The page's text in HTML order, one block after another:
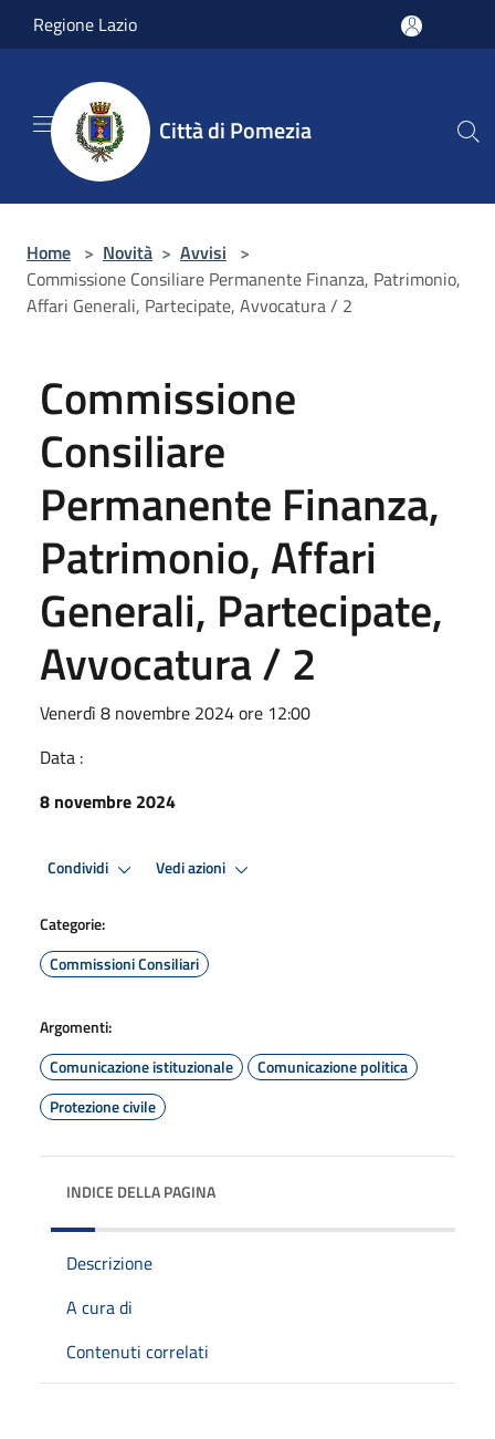
Salta al contenuto principale
Regione Lazio
Città di Pomezia
Home > Novità > Avvisi >
Commissione Consiliare Permanente Finanza, Patrimonio,
Affari Generali, Partecipate, Avvocatura / 2
Commissione
Consiliare
Permanente Finanza,
Patrimonio, Affari
Generali, Partecipate,
Avvocatura / 2
Venerdì 8 novembre 2024 ore 12:00
Data :
8 novembre 2024
Condividi Vedi azioni
Categorie:
Commissioni Consiliari
Argomenti:
Comunicazione istituzionale
Comunicazione politica
Protezione civile
INDICE DELLA PAGINA
Descrizione
A cura di
Contenuti correlati